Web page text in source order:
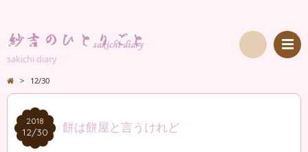
sakichi diary
索
> 12/30
2018
12/30
2018
12/30 餅は餅屋と言うけれど